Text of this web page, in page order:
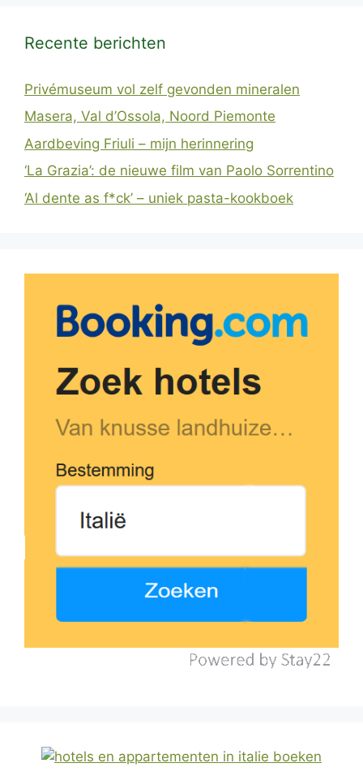
Recente berichten
Privémuseum vol zelf gevonden mineralen
Masera, Val d’Ossola, Noord Piemonte
Aardbeving Friuli – mijn herinnering
‘La Grazia’: de nieuwe film van Paolo Sorrentino
‘Al dente as f*ck’ – uniek pasta-kookboek